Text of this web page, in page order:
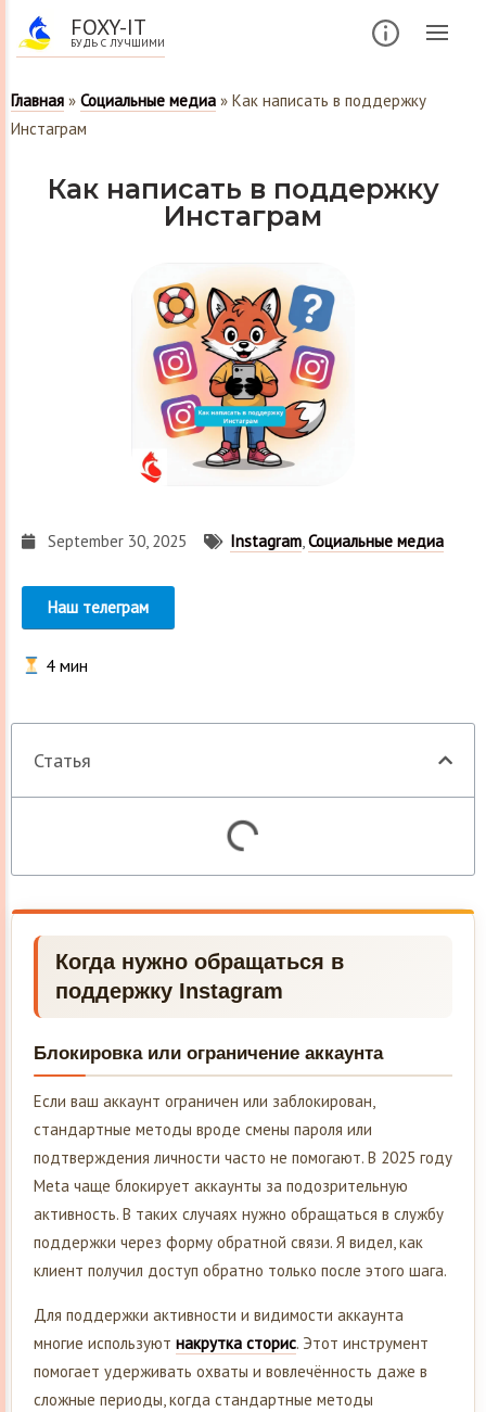
FOXY-IT
БУДЬ С ЛУЧШИМИ
Главная » Социальные медиа » Как написать в поддержку
Инстаграм
Как написать в поддержку
Инстаграм
September 30, 2025 Instagram Социальные медиа
Наш телеграм
4 мин
Статья
Когда нужно обращаться в
поддержку Instagram
Блокировка или ограничение аккаунта
Если ваш аккаунт ограничен или заблокирован,
стандартные методы вроде смены пароля или
подтверждения личности часто не помогают. В 2025 году
Meta чаще блокирует аккаунты за подозрительную
активность. В таких случаях нужно обращаться в службу
поддержки через форму обратной связи. Я видел, как
клиент получил доступ обратно только после этого шага.
Для поддержки активности и видимости аккаунта
многие используют накрутка сторис. Этот инструмент
помогает удерживать охваты и вовлечённость даже в
сложные периоды, когда стандартные методы